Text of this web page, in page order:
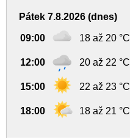
Pátek 7.8.2026 (dnes)
09:00 18 až 20 °C
12:00 20 až 22 °C
15:00 22 až 23 °C
18:00 18 až 21 °C